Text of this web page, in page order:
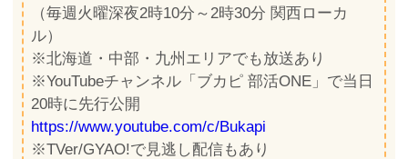
（毎週火曜深夜2時10分～2時30分 関西ローカ
ル）
※北海道・中部・九州エリアでも放送あり
※YouTubeチャンネル「ブカピ 部活ONE」で当日
20時に先行公開
https://www.youtube.com/c/Bukapi
※TVer/GYAO!で見逃し配信もあり